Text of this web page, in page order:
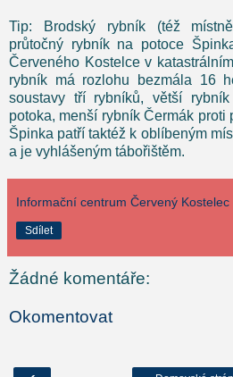
Tip: Brodský rybník (též
průtočný rybník na potoce
Červeného Kostelce v
rybník má rozlohu bezmála 16
soustavy tří rybníků, větší
potoka, menší rybník Čermák
Špinka patří taktéž k oblíbeným
a je vyhlášeným tábořištěm.
Informační centrum Červený Kostelec
Sdílet
Žádné komentáře:
Okomentovat